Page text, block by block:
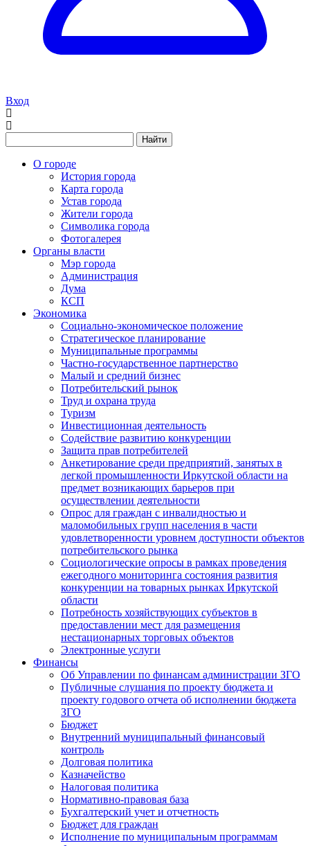
Вход
Найти
О городе
История города
Карта города
Устав города
Жители города
Символика города
Фотогалерея
Органы власти
Мэр города
Администрация
Дума
КСП
Экономика
Социально-экономическое положение
Стратегическое планирование
Муниципальные программы
Частно-государственное партнерство
Малый и средний бизнес
Потребительский рынок
Труд и охрана труда
Туризм
Инвестиционная деятельность
Содействие развитию конкуренции
Защита прав потребителей
Анкетирование среди предприятий, занятых в
легкой промышленности Иркутской области на
предмет возникающих барьеров при
осуществлении деятельности
Опрос для граждан с инвалидностью и
маломобильных групп населения в части
удовлетворенности уровнем доступности объектов
потребительского рынка
Социологические опросы в рамках проведения
ежегодного мониторинга состояния развития
конкуренции на товарных рынках Иркутской
области
Потребность хозяйствующих субъектов в
предоставлении мест для размещения
нестационарных торговых объектов
Электронные услуги
Финансы
Об Управлении по финансам администрации ЗГО
Публичные слушания по проекту бюджета и
проекту годового отчета об исполнении бюджета
ЗГО
Бюджет
Внутренний муниципальный финансовый
контроль
Долговая политика
Казначейство
Налоговая политика
Нормативно-правовая база
Бухгалтерский учет и отчетность
Бюджет для граждан
Исполнение по муниципальным программам